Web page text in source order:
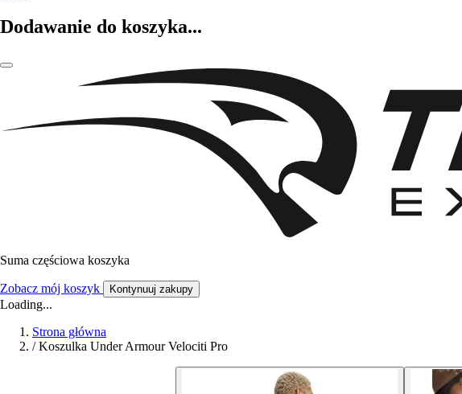
Dodawanie do koszyka...
Suma częściowa koszyka
Zobacz mój koszyk Kontynuuj zakupy
Loading...
Strona główna
/ Koszulka Under Armour Velociti Pro